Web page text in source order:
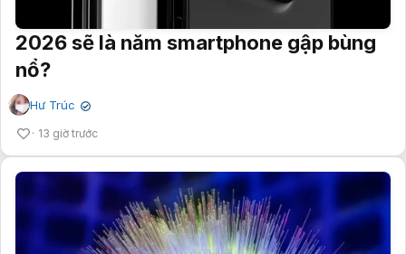
2026 sẽ là năm smartphone gập bùng
nổ?
Hư Trúc ✔
13 giờ trước